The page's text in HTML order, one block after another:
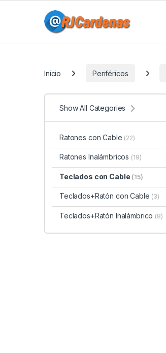
Inicio Periféricos
Show All Categories
Ratones con Cable (22)
Ratones Inalámbricos (19)
Teclados con Cable (15)
Teclados+Ratón con Cable (3)
Teclados+Ratón Inalámbrico (8)